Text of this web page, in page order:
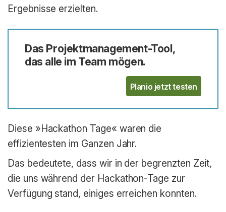
Ergebnisse erzielten.
Das Projektmanagement-Tool,
das alle im Team mögen.
Planio jetzt testen
Diese »Hackathon Tage« waren die
effizientesten im Ganzen Jahr.
Das bedeutete, dass wir in der begrenzten Zeit,
die uns während der Hackathon-Tage zur
Verfügung stand, einiges erreichen konnten.